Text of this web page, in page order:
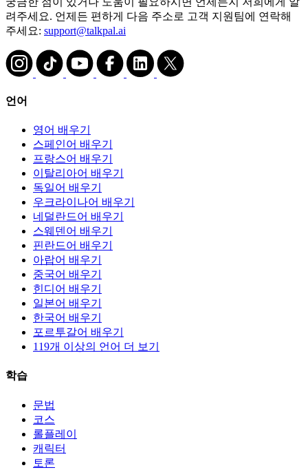
려주세요. 언제든 편하게 다음 주소로 고객 지원팀에 연락해
주세요: support@talkpal.ai
언어
영어 배우기
스페인어 배우기
프랑스어 배우기
이탈리아어 배우기
독일어 배우기
우크라이나어 배우기
네덜란드어 배우기
스웨덴어 배우기
핀란드어 배우기
아랍어 배우기
중국어 배우기
힌디어 배우기
일본어 배우기
한국어 배우기
포르투갈어 배우기
119개 이상의 언어 더 보기
학습
문법
코스
롤플레이
캐릭터
토론